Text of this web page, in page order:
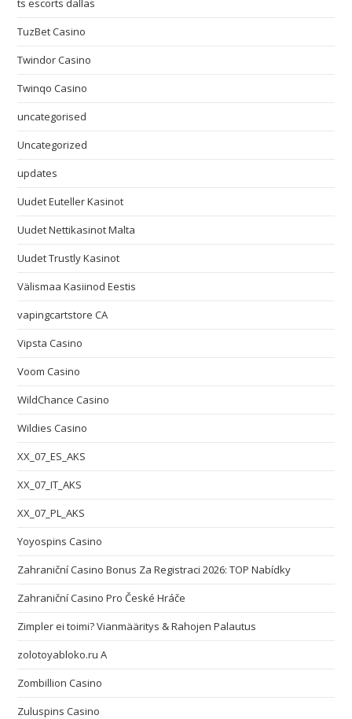
ts escorts dallas
TuzBet Casino
Twindor Casino
Twinqo Casino
uncategorised
Uncategorized
updates
Uudet Euteller Kasinot
Uudet Nettikasinot Malta
Uudet Trustly Kasinot
Välismaa Kasiinod Eestis
vapingcartstore CA
Vipsta Casino
Voom Casino
WildChance Casino
Wildies Casino
XX_07_ES_AKS
XX_07_IT_AKS
XX_07_PL_AKS
Yoyospins Casino
Zahraniční Casino Bonus Za Registraci 2026: TOP Nabídky
Zahraniční Casino Pro České Hráče
Zimpler ei toimi? Vianmääritys & Rahojen Palautus
zolotoyabloko.ru A
Zombillion Casino
Zuluspins Casino